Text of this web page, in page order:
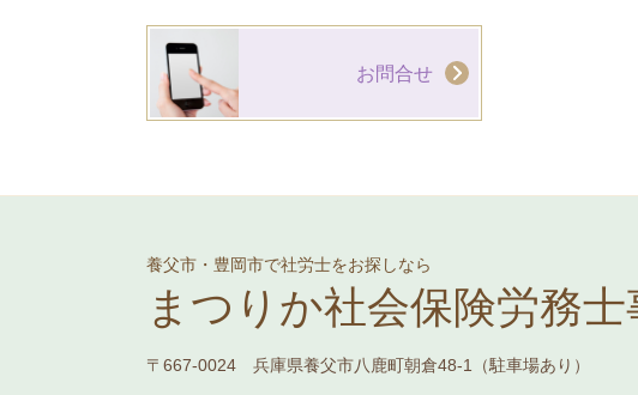
お問合せ
養父市・豊岡市で社労士をお探しなら
まつりか社会保険労務士
〒667-0024 兵庫県養父市八鹿町朝倉48-1（駐車場あり）